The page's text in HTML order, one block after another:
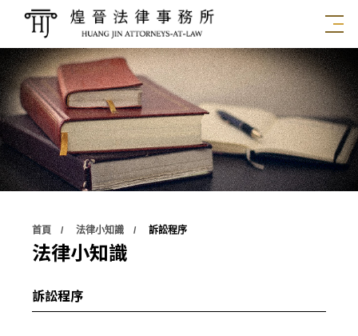
首頁 法律小知識 訴訟程序
法律小知識